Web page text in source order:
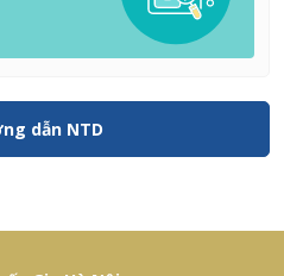
E, Làng sinh viên